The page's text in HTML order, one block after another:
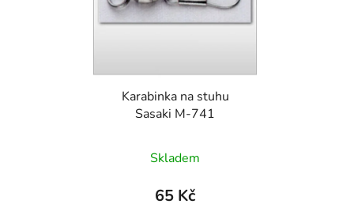
Karabinka na stuhu
Sasaki M-741
Skladem
65 Kč